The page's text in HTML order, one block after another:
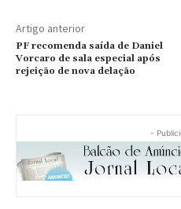
Artigo anterior
PF recomenda saída de Daniel
Vorcaro de sala especial após
rejeição de nova delação
-